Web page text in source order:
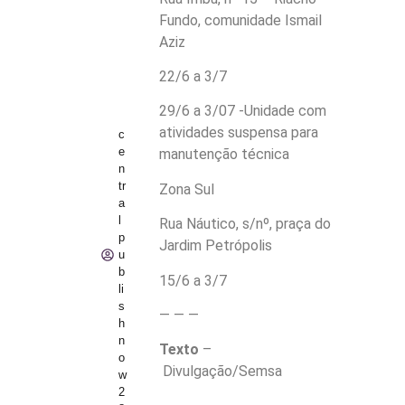
c
e
n
tr
a
p
u
b
li
s
h
n
o
w
2
Fundo, comunidade Ismail
Aziz
22/6 a 3/7
29/6 a 3/07 -Unidade com
atividades suspensa para
manutenção técnica
Zona Sul
Rua Náutico, s/nº, praça do
Jardim Petrópolis
15/6 a 3/7
— — —
Texto –
Divulgação/Semsa